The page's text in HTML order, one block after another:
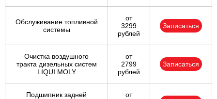
Обслуживание топливной
системы
от
3299
рублей
Записаться
Очистка воздушного
тракта дизельных систем
LIQUI MOLY
от
2799
рублей
Записаться
Подшипник задней
от